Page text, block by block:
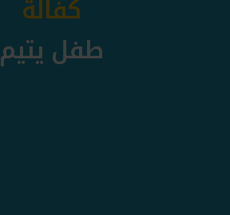
كفالة
طفل يتيم